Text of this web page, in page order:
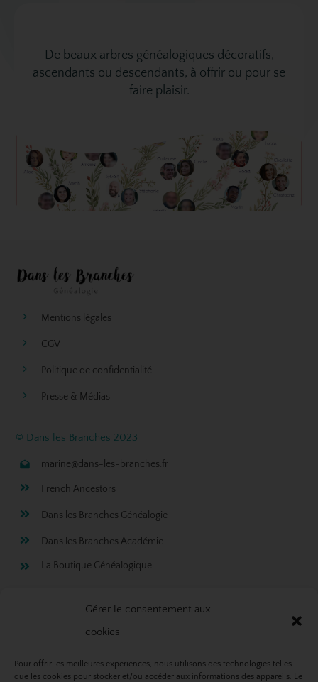
Gérer le consentement aux
cookies
Pour offrir les meilleures expériences, nous utilisons des technologies telles
que les cookies pour stocker et/ou accéder aux informations des appareils. Le
De beaux arbres généalogiques décoratifs,
ascendants ou descendants, à offrir ou pour se
faire plaisir.
Mentions légales
CGV
Politique de confidentialité
Presse & Médias
© Dans les Branches 2023
marine@dans-les-branches.fr
French Ancestors
Dans les Branches Généalogie
Dans les Branches Académie
La Boutique Généalogique
Rejoignez ma newsletter!